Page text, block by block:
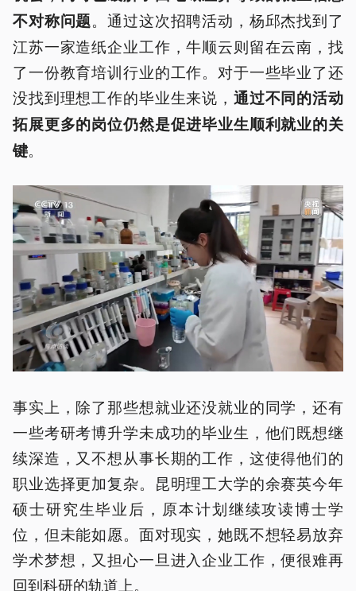
不对称问题。通过这次招聘活动，杨邱杰找到了
江苏一家造纸企业工作，牛顺云则留在云南，找
了一份教育培训行业的工作。对于一些毕业了还
没找到理想工作的毕业生来说， 通过不同的活动
拓展更多的岗位仍然是促进毕业生顺利就业的关
键。
事实上，除了那些想就业还没就业的同学，还有
一些考研考博升学未成功的毕业生，他们既想继
续深造，又不想从事长期的工作，这使得他们的
职业选择更加复杂。昆明理工大学的余赛英今年
硕士研究生毕业后，原本计划继续攻读博士学
位，但未能如愿。面对现实，她既不想轻易放弃
学术梦想，又担心一旦进入企业工作，便很难再
回到科研的轨道上。